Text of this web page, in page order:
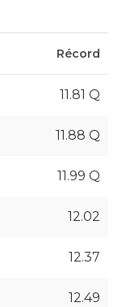
Récord
11.81 Q
11.88 Q
11.99 Q
12.02
12.37
12.49